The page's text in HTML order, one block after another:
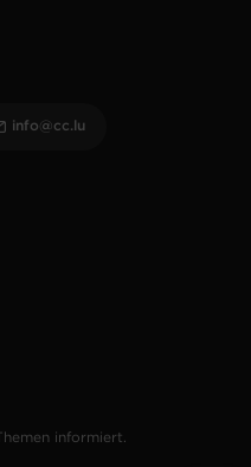
informiert.
info@cc.lu